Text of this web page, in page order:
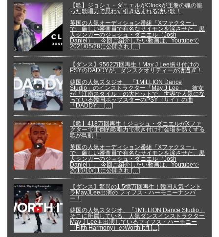
【歌】ジョシュ・ダニエルがClockが圧巻の魂の籠
った歌唱力で思わず引き込まれる凄い歌！
英国の人気オーディション番組「Xファクター」
で、厳しい審査員で有名なサイモンを涙させた、黒
人シンガーのジョシュ・ダニエル（Josh
Daniel）。 今回ご紹介したい動画は、Youtubeで
2021/05/28に公開され […]
【ダンス】9562万回再生！May J Lee振り付けの
PSYのDADDYが、ダンスクオリティーが凄過ぎ！
韓国の人気スタジオ、 「1MILLION Dance
Studio」のインストラクター「May J Lee」。 彼女
が「江南スタイル」の大ヒットで、世界で人気にな
っている韓国ポップスターのPSY（サイ）の曲
「DADDY」 […]
【歌】418万回再生！ジョシュ・ダニエルがXファ
クターで圧倒的歌唱力で惹き付け打会場を熱くする
歌が鳥肌！
英国の人気オーディション番組「Xファクター」
で、厳しい審査員で有名なサイモンを涙させた、黒
人シンガーのジョシュ・ダニエル（Josh
Daniel）。 今回ご紹介したい動画は、Youtubeで
2015/10/11に公開され […]
【ダンス】驚異の1.5憶万回再生！韓国人気イント
ラMayJLee出演の フィフス・ハーモニーナンバ
ー！
韓国の人気スタジオ、「1MILLION Dance Studio」
そこに所属している、人気ダンスインストラクター
May J Leeも出演しているフィフス・ハーモニー
（Fifth Harmony）のWorth It ft […]